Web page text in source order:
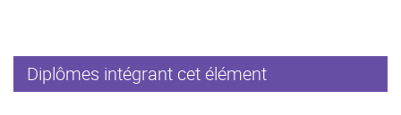
Diplômes intégrant cet élément